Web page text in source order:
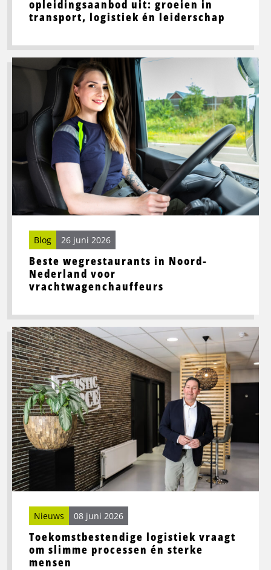
opleidingsaanbod uit: groeien in
transport, logistiek én leiderschap
Beste wegrestaurants in Noord-
Nederland voor
vrachtwagenchauffeurs
Blog 26 juni 2026
Lees
Beste
wegrestaurants
Noord-
Nederland
voor
vrachtwagenchauffeurs
Toekomstbestendige logistiek vraagt
om slimme processen én sterke
mensen
Nieuws 08 juni 2026
Lees
meer
over
Toekomstbestendige
logistiek
vraagt
om
slimme
processen
én
sterke
mensen